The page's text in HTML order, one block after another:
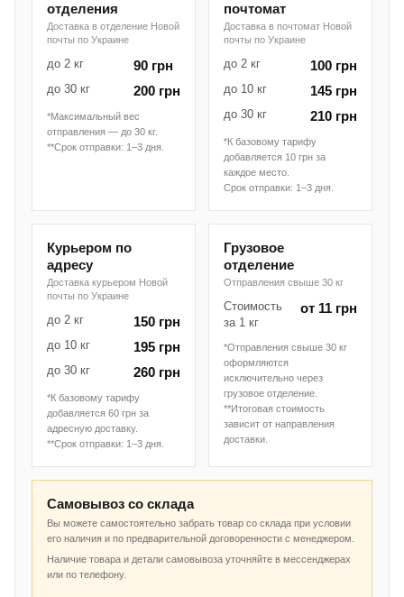
отделения
Доставка в отделение Новой
почты по Украине
до 2 кг 90 грн
до 30 кг 200 грн
*Максимальный вес
отправления — до 30 кг.
**Срок отправки: 1–3 дня.
почтомат
Доставка в почтомат Новой
почты по Украине
до 2 кг 100 грн
до 10 кг 145 грн
до 30 кг 210 грн
*К базовому тарифу
добавляется 10 грн за
каждое место.
Срок отправки: 1–3 дня.
Курьером по
адресу
Доставка курьером Новой
почты по Украине
до 2 кг 150 грн
до 10 кг 195 грн
до 30 кг 260 грн
*К базовому тарифу
добавляется 60 грн за
адресную доставку.
**Срок отправки: 1–3 дня.
Грузовое
отделение
Отправления свыше 30 кг
Стоимость
за 1 кг
от 11 грн
*Отправления свыше 30 кг
оформляются
исключительно через
грузовое отделение.
**Итоговая стоимость
зависит от направления
доставки.
Самовывоз со склада
Вы можете самостоятельно забрать товар со склада при условии
его наличия и по предварительной договоренности с менеджером.
Наличие товара и детали самовывоза уточняйте в мессенджерах
или по телефону.